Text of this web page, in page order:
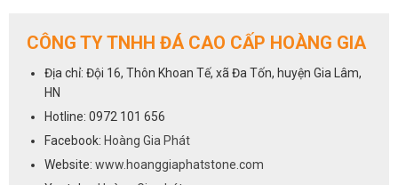
giúp bạn sẽ dễ dàng vệ sinh và luôn mang lại sự sạch sẽ.
bếp. Chúng khắc phục được những hạn chế về mẫu mã, màu sắc lại
vừa mang đến vẻ sang trọng và độ bền cho sản phẩm.
Cách lựa chọn đá cho phòng bếp
tất cả các dòng đá sử dụng để ốp mặt bếp đều có thể dùng cho vị trí
CÔNG TY TNHH ĐÁ CAO CẤP HOÀNG GIA
Địa chỉ: Đội 16, Thôn Khoan Tế, xã Đa Tốn, huyện Gia Lâm,
HN
Hotline: 0972 101 656
Facebook: Hoàng Gia Phát
Website: www.hoanggiaphatstone.com